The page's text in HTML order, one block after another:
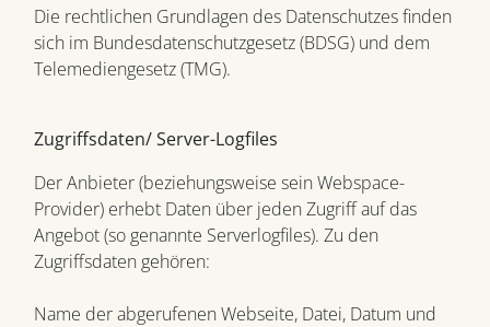
Die rechtlichen Grundlagen des Datenschutzes finden
sich im Bundesdatenschutzgesetz (BDSG) und dem
Telemediengesetz (TMG).
Zugriffsdaten/ Server-Logfiles
Der Anbieter (beziehungsweise sein Webspace-
Provider) erhebt Daten über jeden Zugriff auf das
Angebot (so genannte Serverlogfiles). Zu den
Zugriffsdaten gehören:
Name der abgerufenen Webseite, Datei, Datum und